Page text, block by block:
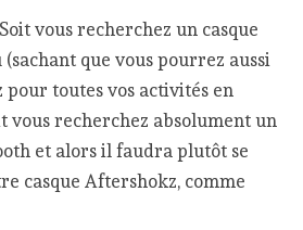
vous recherchez un casque
que vous pourrez aussi
toutes vos activités en
vous recherchez absolument un
et alors il faudra plutôt se
casque Aftershokz, comme